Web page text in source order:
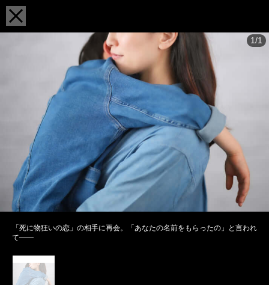
1/1
「死に物狂いの恋」の相手に再会。「あなたの名前をもらったの」と言われ
て――